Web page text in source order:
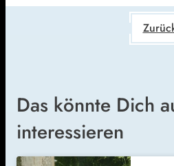
Das könnte Dich
interessieren